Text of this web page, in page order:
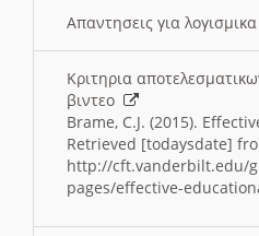
Απαντησεις για
Κριτηρια
βιντεο
Brame, C.J. (2015).
Retrieved [todaysdate]
http://cft.vanderbilt.edu/
pages/effective-